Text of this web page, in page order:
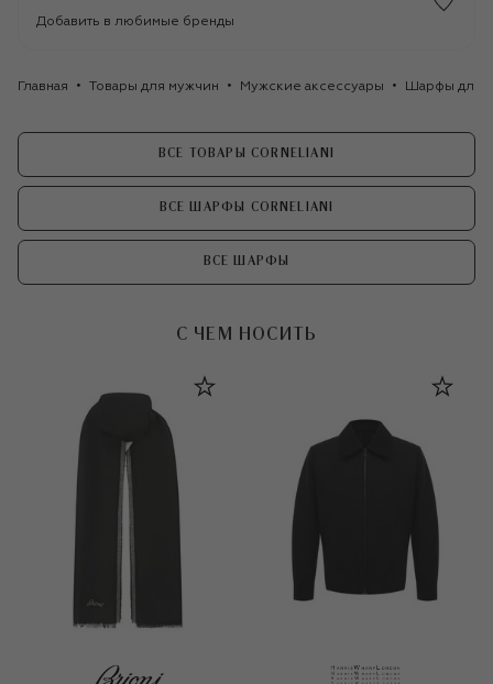
Добавить в любимые бренды
Главная Товары для мужчин Мужские аксессуары Шарфы для
ВСЕ ТОВАРЫ CORNELIANI
ВСЕ ШАРФЫ CORNELIANI
ВСЕ ШАРФЫ
С ЧЕМ НОСИТЬ